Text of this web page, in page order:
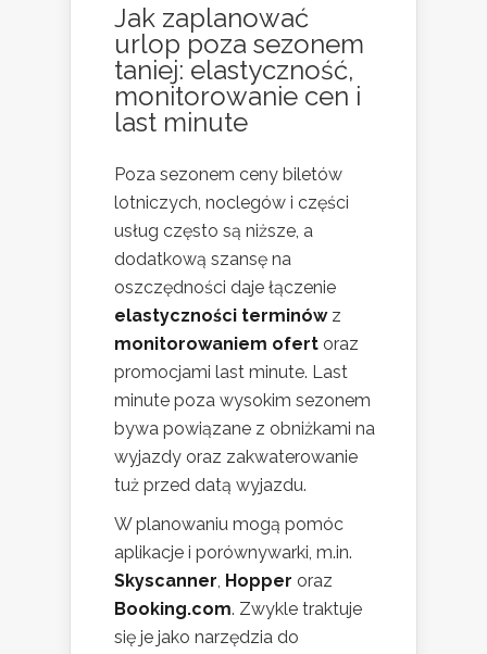
Jak zaplanować
urlop poza sezonem
taniej: elastyczność,
monitorowanie cen i
last minute
Poza sezonem ceny biletów
lotniczych, noclegów i części
usług często są niższe, a
dodatkową szansę na
oszczędności daje łączenie
elastyczności terminówz
monitorowaniem ofert oraz
promocjami last minute. Last
minute poza wysokim sezonem
bywa powiązane z obniżkami na
wyjazdy oraz zakwaterowanie
tuż przed datą wyjazdu.
W planowaniu mogą pomóc
aplikacje i porównywarki, m.in.
Skyscanner, Hopper oraz
Booking.com. Zwykle traktuje
się je jako narzędzia do